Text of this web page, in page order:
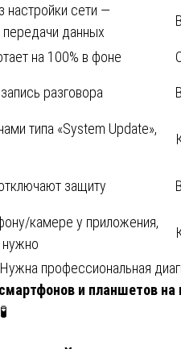
настройки сети —
данных
на 100% в фоне
разговора
типа «System Update»,
защиту
камере у приложения,
нужно
профессиональная
и планшетов на